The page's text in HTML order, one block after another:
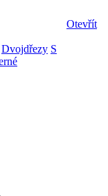
Otevřít
Dvojdřezy S